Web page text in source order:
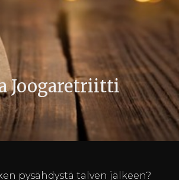
Joogaretriitti
pysähdystä talven jälkeen?